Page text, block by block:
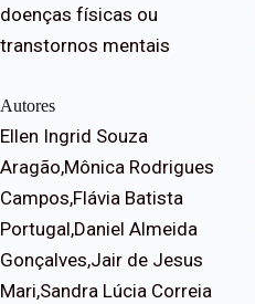
doenças físicas ou
transtornos mentais
Autores
Ellen Ingrid Souza
Aragão,Mônica Rodrigues
Campos,Flávia Batista
Portugal,Daniel Almeida
Gonçalves,Jair de Jesus
Mari,Sandra Lúcia Correia